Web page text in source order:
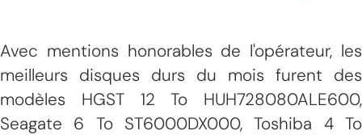
Avec mentions honorables de l'opérateur, les
meilleurs disques durs du mois furent des
modèles HGST 12 To HUH728080ALE600,
Seagate 6 To ST6000DX000, Toshiba 4 To